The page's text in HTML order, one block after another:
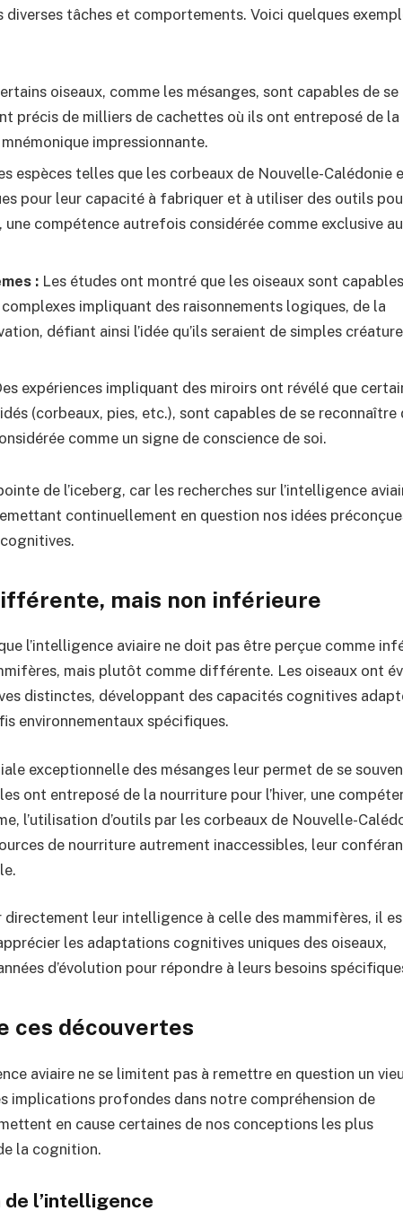
tâches et comportements. Voici quelques
oiseaux, comme les mésanges, sont capables de se
précis de milliers de cachettes où ils ont entreposé de la
impressionnante.
espèces telles que les corbeaux de Nouvelle-Calédonie
pour leur capacité à fabriquer et à utiliser des outils
compétence autrefois considérée comme exclusive
: Les études ont montré que les oiseaux sont
impliquant des raisonnements logiques, de la
défiant ainsi l’idée qu’ils seraient de simples
expériences impliquant des miroirs ont révélé que
(corbeaux, pies, etc.), sont capables de se reconnaître
comme un signe de conscience de soi.
de l’iceberg, car les recherches sur l’intelligence
continuellement en question nos idées
mais non inférieure
l’intelligence aviaire ne doit pas être perçue comme
mais plutôt comme différente. Les oiseaux ont
distinctes, développant des capacités cognitives
environnementaux spécifiques.
exceptionnelle des mésanges leur permet de se
ont entreposé de la nourriture pour l’hiver, une
l’utilisation d’outils par les corbeaux de Nouvelle-
de nourriture autrement inaccessibles, leur
leur intelligence à celle des mammifères, il
les adaptations cognitives uniques des oiseaux,
d’évolution pour répondre à leurs besoins
ces découvertes
aviaire ne se limitent pas à remettre en question un
implications profondes dans notre compréhension de
en cause certaines de nos conceptions les plus
la cognition.
l’intelligence